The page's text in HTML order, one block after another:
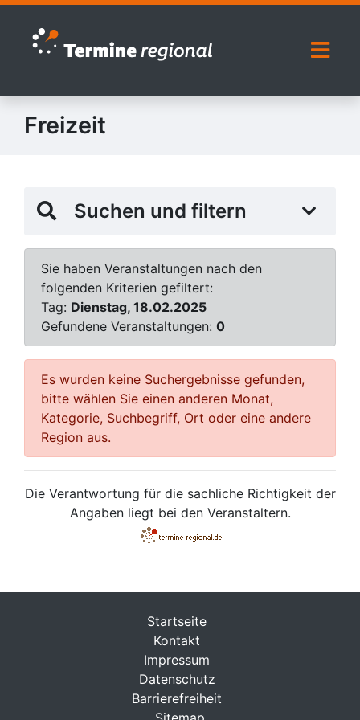
Zur Navigation springen
Zum Inhalt springen
Freizeit
Suchen und filtern
Sie haben Veranstaltungen nach den
folgenden Kriterien gefiltert:
Tag: Dienstag, 18.02.2025
Gefundene Veranstaltungen: 0
Es wurden keine Suchergebnisse gefunden,
bitte wählen Sie einen anderen Monat,
Kategorie, Suchbegriff, Ort oder eine andere
Region aus.
Die Verantwortung für die sachliche Richtigkeit der
Angaben liegt bei den Veranstaltern.
Startseite
Kontakt
Impressum
Datenschutz
Barrierefreiheit